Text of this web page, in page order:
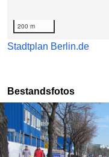
200 m
Stadtplan Berlin.de
Bestandsfotos